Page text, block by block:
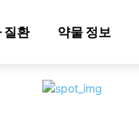
질환 약물 정보